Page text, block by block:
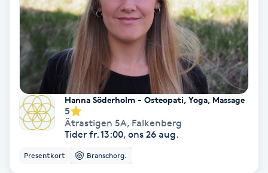
Melasma
Mesoterapi
MicroPen
Microshading
Mixfransar
Hanna Söderholm - Osteopati, Yoga, Massage
5
Ätrastigen 5A, Falkenberg
Tider fr. 13:00, ons 26 aug.
Presentkort Branschorg.